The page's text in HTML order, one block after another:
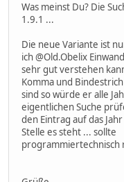
Was meinst Du? Die
1.9.1 ...
Die neue Variante ist
ich @Old.Obelix Einwand
sehr gut verstehen
Komma und
sind so würde er alle
eigentlichen Suche
den Eintrag auf das
Stelle es steht ... sollte
programmiertechnisch